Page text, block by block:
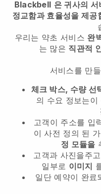
Blackbell 은 귀사의 서
정교함과 효율성을 제공
우리는 약초 서비스 완
는 많은 직관적
서비스를 만
체크 박스, 수량 선
의 수요 정보는이
고객이 주소를 입
이 사전 정의 된
정 모듈을
고객과 사진을주
일부로 이미지
일단 예약이 완료